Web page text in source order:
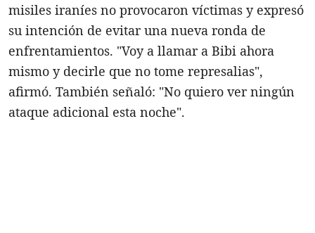
misiles iraníes no provocaron víctimas y expresó
su intención de evitar una nueva ronda de
enfrentamientos. "Voy a llamar a Bibi ahora
mismo y decirle que no tome represalias",
afirmó. También señaló: "No quiero ver ningún
ataque adicional esta noche".